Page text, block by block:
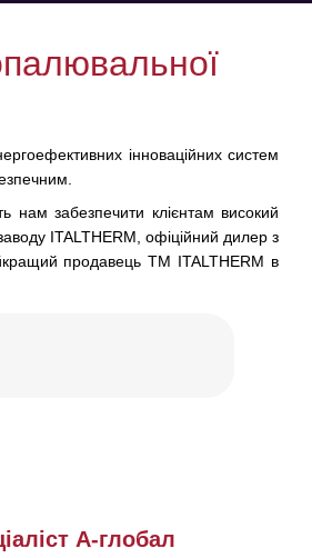
інноваційних систем
нам забезпечити клієнтам високий
ITALTHERM, офіційний дилер з
продавець TM ITALTHERM в